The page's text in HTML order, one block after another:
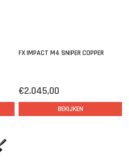
FX IMPACT M4 SNIPER COPPER
€2.045,00
BEKIJKEN